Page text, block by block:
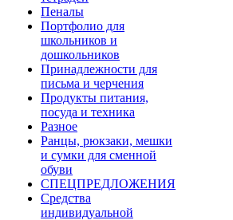
Пеналы
Портфолио для
школьников и
дошкольников
Принадлежности для
письма и черчения
Продукты питания,
посуда и техника
Разное
Ранцы, рюкзаки, мешки
и сумки для сменной
обуви
СПЕЦПРЕДЛОЖЕНИЯ
Средства
индивидуальной